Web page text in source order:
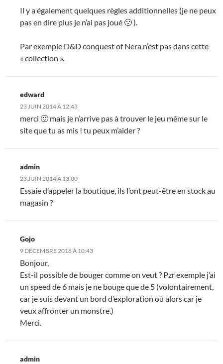
Il y a également quelques règles additionnelles (je ne peux
pas en dire plus je n’ai pas joué 🙁 ).
Par exemple D&D conquest of Nera n’est pas dans cette
« collection ».
edward
23 JUIN 2014 À 12:43
merci 🙂 mais je n’arrive pas à trouver le jeu même sur le
site que tu as mis ! tu peux m’aider ?
admin
23 JUIN 2014 À 13:00
Essaie d’appeler la boutique, ils l’ont peut-être en stock au
magasin ?
Gojo
9 DÉCEMBRE 2018 À 10:43
Bonjour,
Est-il possible de bouger comme on veut ? Pzr exemple j’ai
un speed de 6 mais je ne bouge que de 5 (volontairement,
car je suis devant un bord d’exploration où alors car je
veux affronter un monstre.)
Merci.
admin